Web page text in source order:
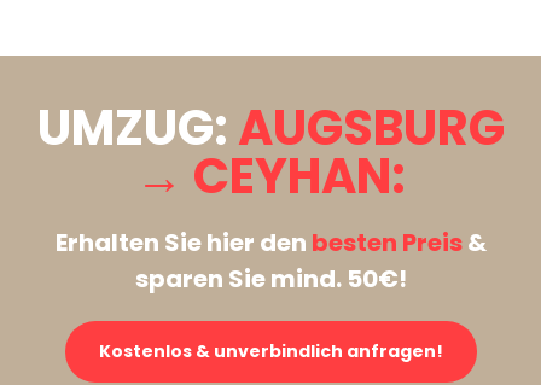
UMZUG:AUGSBURG
→ CEYHAN:
Erhalten Sie hier den besten Preis&
sparen Sie mind. 50€!
Kostenlos & unverbindlich anfragen!